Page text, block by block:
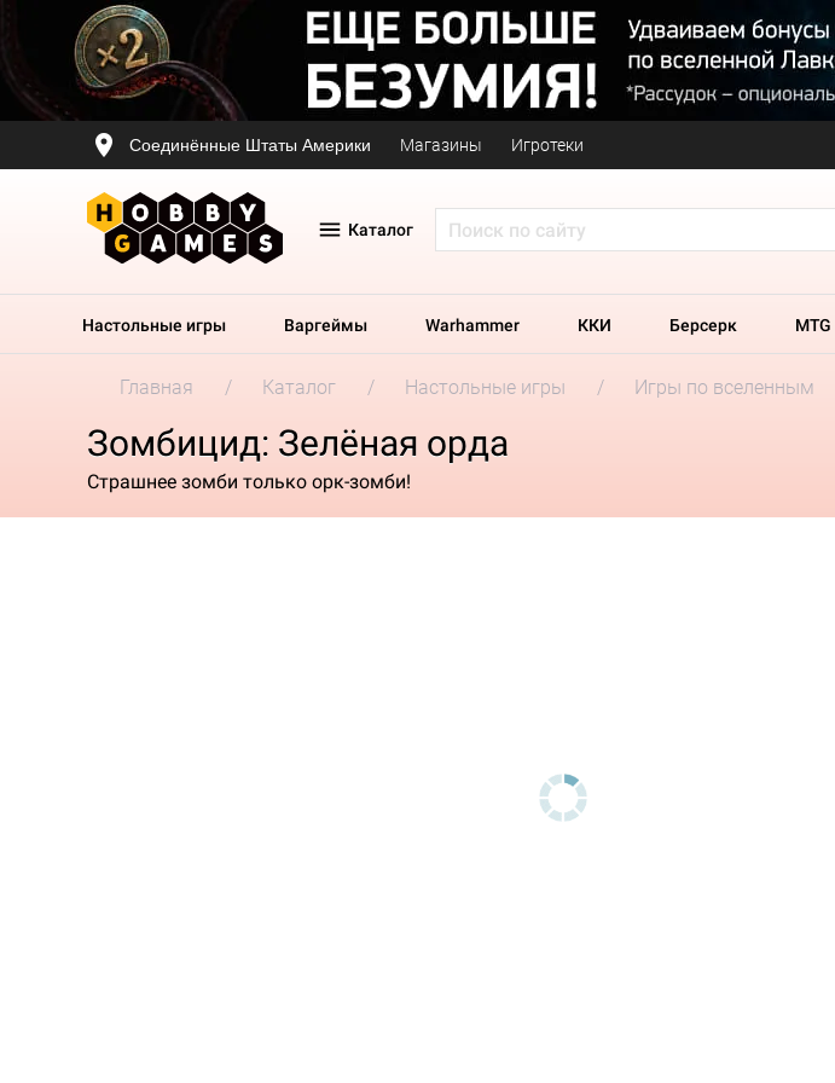
Соединённые Штаты Америки Магазины Игротеки
Каталог
Настольные игры Варгеймы Warhammer ККИ Берсерк MTG
Главная Каталог Настольные игры Игры по вселенным
Зомбицид: Зелёная орда
Страшнее зомби только орк-зомби!